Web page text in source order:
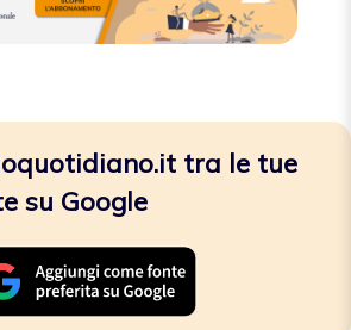
tra le tue
su Google